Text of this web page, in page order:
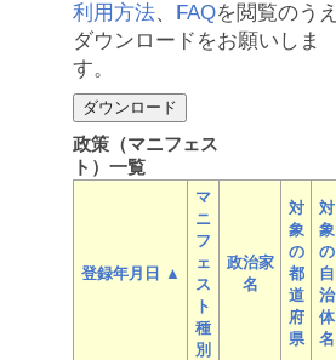
利用方法、 FAQを閲覧のうえ
ダウンロードをお願いしま
す。
政策（マニフェス
ト）一覧
登録年月日 ▲
マ
ニ
フ
ェ
ス
ト
種
別
政治家
名
対
象
の
都
道
府
県
対
象
の
自
治
体
名